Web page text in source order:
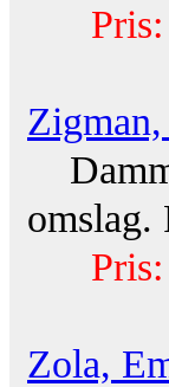
omslag.
Zola,